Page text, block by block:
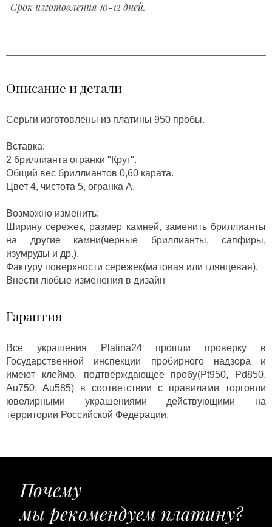
Срок изготовления 10-12 дней.
Описание и детали
Серьги изготовлены из платины 950 пробы.
Вставка:
2 бриллианта огранки "Круг".
Общий вес бриллиантов 0,60 карата.
Цвет 4, чистота 5, огранка А.
Возможно изменить:
Ширину сережек, размер камней, заменить бриллианты
на другие камни(черные бриллианты, сапфиры,
изумруды и др.).
Фактуру поверхности сережек(матовая или глянцевая).
Внести любые изменения в дизайн
Гарантия
Все украшения Platina24 прошли проверку в
Государственной инспекции пробирного надзора и
имеют клеймо, подтверждающее пробу(Pt950, Pd850,
Au750, Au585) в соответствии с правилами торговли
ювелирными украшениями действующими на
территории Российской Федерации.
Почему
мы рекомендуем платину?